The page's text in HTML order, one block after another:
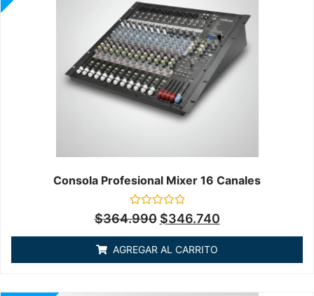
Consola Profesional Mixer 16 Canales
Valorado
en
5
$364.990 $346.740
AGREGAR AL CARRITO